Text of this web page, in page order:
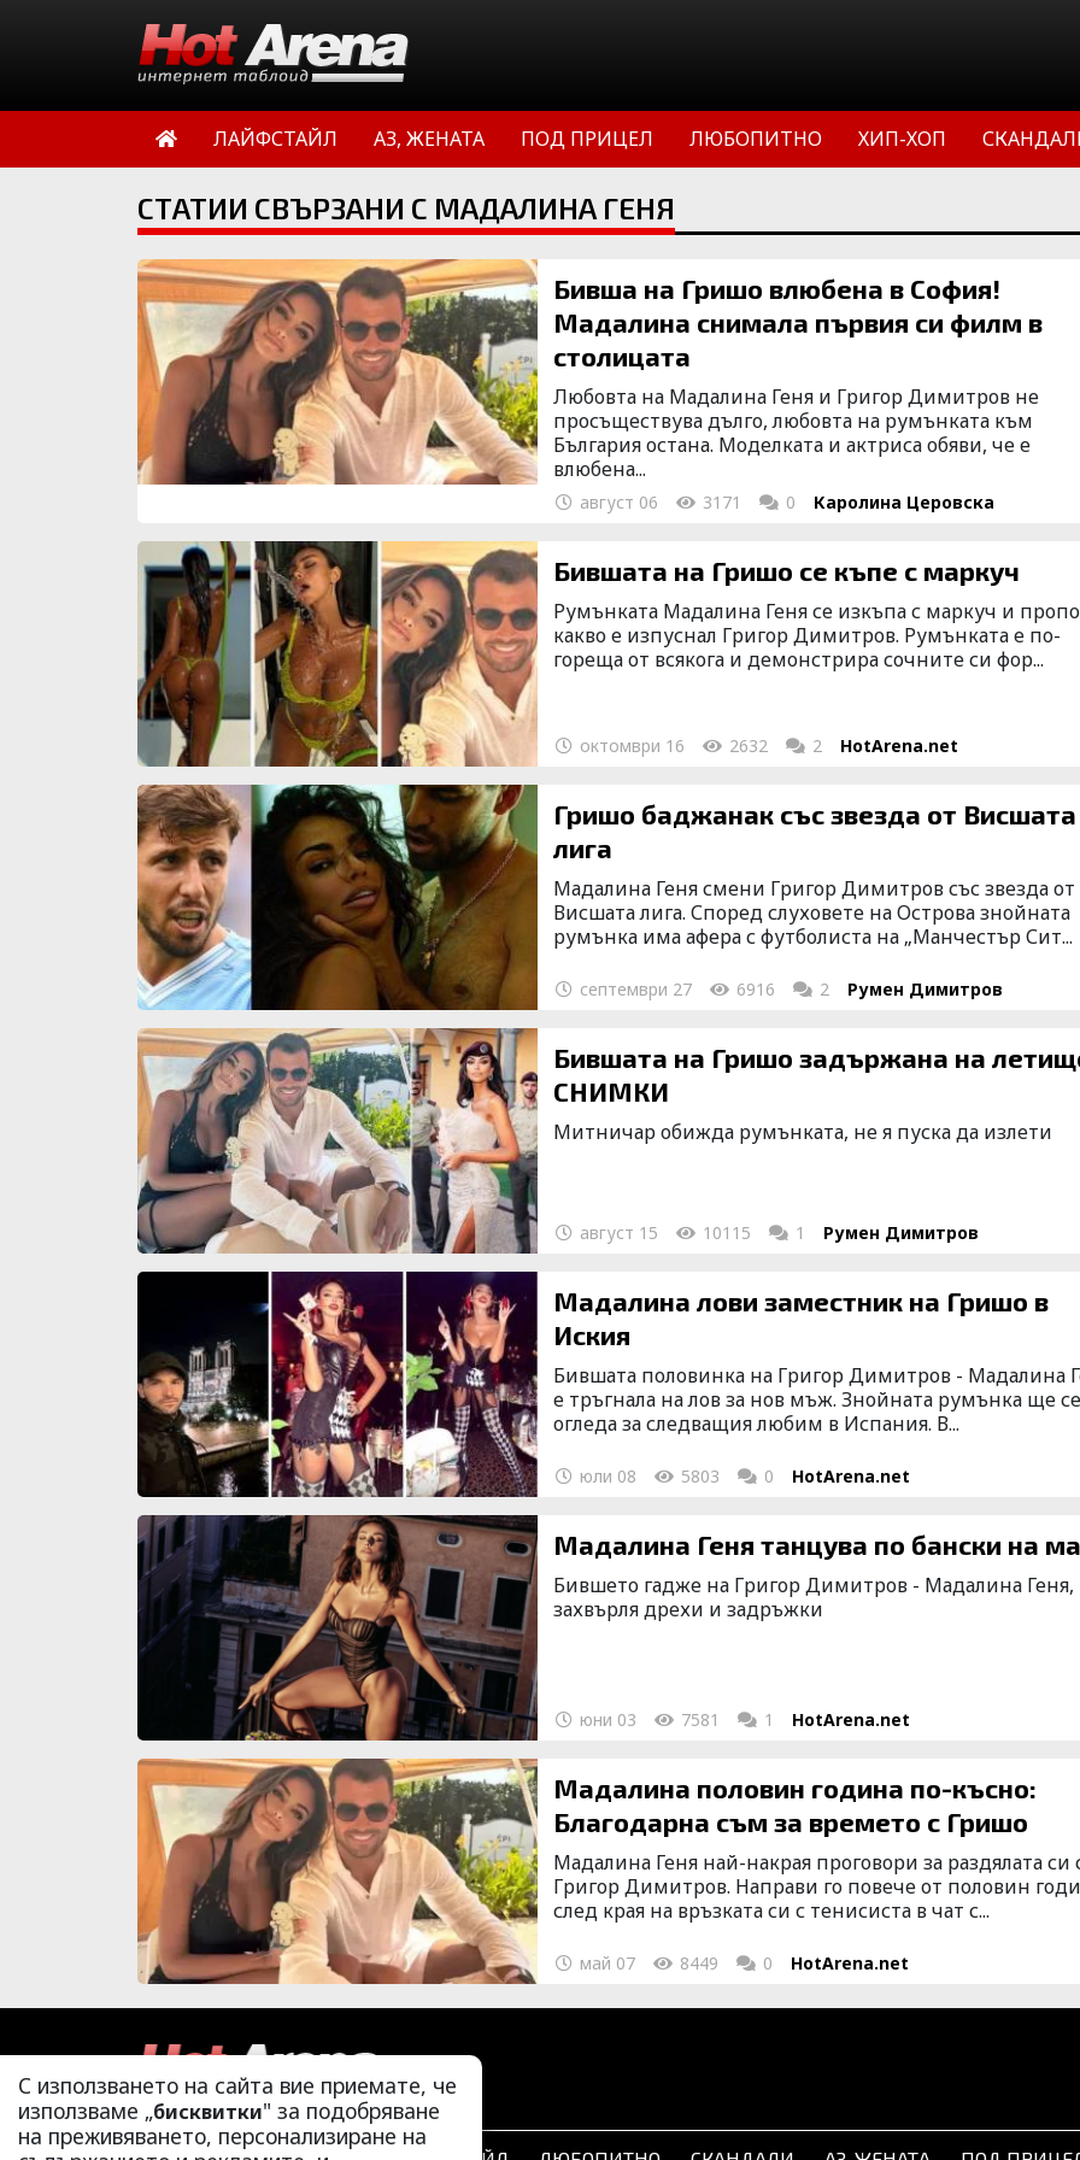
ЛАЙФСТАЙЛ АЗ, ЖЕНАТА ПОД ПРИЦЕЛ ЛЮБОПИТНО ХИП-ХОП
СТАТИИ СВЪРЗАНИ С МАДАЛИНА ГЕНЯ
Бивша на Гришо влюбена в София!
Мадалина снимала първия си филм в
столицата
Любовта на Мадалина Геня и Григор Димитров не
просъществува дълго, любовта на румънката към
България остана. Моделката и актриса обяви, че е
влюбена...
август 06 3171 0 Каролина Церовска
Бившата на Гришо се къпе с маркуч
Румънката Мадалина Геня се изкъпа с маркуч и
какво е изпуснал Григор Димитров. Румънката е по-
гореща от всякога и демонстрира сочните си фор...
октомври 16 2632 2 HotArena.net
Гришо баджанак със звезда от Висшата
лига
Мадалина Геня смени Григор Димитров със звезда от
Висшата лига. Според слуховете на Острова знойната
румънка има афера с футболиста на „Манчестър Сит...
септември 27 6916 2 Румен Димитров
Бившата на Гришо задържана на
СНИМКИ
Митничар обижда румънката, не я пуска да излети
август 15 10115 1 Румен Димитров
Мадалина лови заместник на Гришо в
Иския
Бившата половинка на Григор Димитров - Мадалина
е тръгнала на лов за нов мъж. Знойната румънка ще се
огледа за следващия любим в Испания. В...
юли 08 5803 0 HotArena.net
Мадалина Геня танцува по бански на
Бившето гадже на Григор Димитров - Мадалина Геня,
захвърля дрехи и задръжки
юни 03 7581 1 HotArena.net
Мадалина половин година по-късно:
Благодарна съм за времето с Гришо
Мадалина Геня най-накрая проговори за раздялата си
Григор Димитров. Направи го повече от половин
след края на връзката си с тенисиста в чат с...
май 07 8449 0 HotArena.net
С използването на сайта вие приемате, че
използваме „бисквитки" за подобряване
на преживяването, персонализиране на